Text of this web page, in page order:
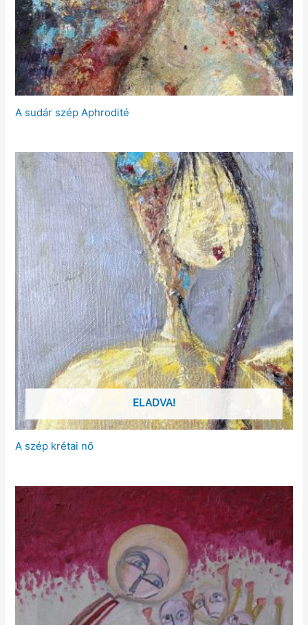
A sudár szép Aphrodité
ELADVA!
A szép krétai nő